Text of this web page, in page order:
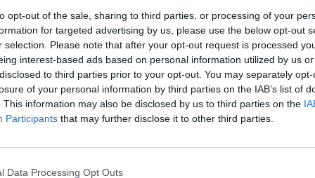
opt-out of the sale, sharing to third parties, or processing of your
for targeted advertising by us, please use the below opt-out
selection. Please note that after your opt-out request is processed
interest-based ads based on personal information utilized by us
to third parties prior to your opt-out. You may separately
of your personal information by third parties on the IAB’s list of
This information may also be disclosed by us to third parties on the
Participants that may further disclose it to other third parties.
Data Processing Opt Outs
državne večerje, poslovne sprejeme in druge
poudarja Trump, trenutni šotori na trati niso
Šotor je več kot sto metrov stran – to je več
se morajo tja peš prebijati – kar ni lep prizor.
pričeske in takrat so videti, kot da so
announced they will be building a massive